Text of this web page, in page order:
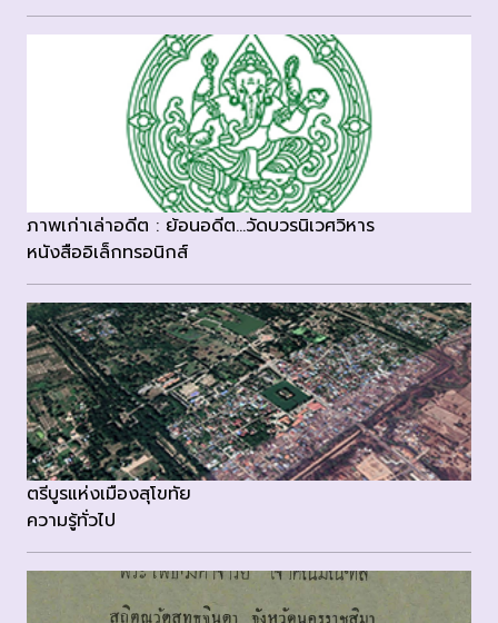
ภาพเก่าเล่าอดีต : ย้อนอดีต...วัดบวรนิเวศวิหาร
หนังสืออิเล็กทรอนิกส์
ตรีบูรแห่งเมืองสุโขทัย
ความรู้ทั่วไป